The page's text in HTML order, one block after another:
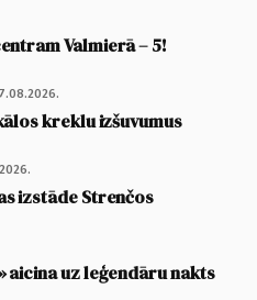
Valmierā – 5!
kreklu izšuvumus
izstāde Strenčos
aicina uz leģendāru nakts